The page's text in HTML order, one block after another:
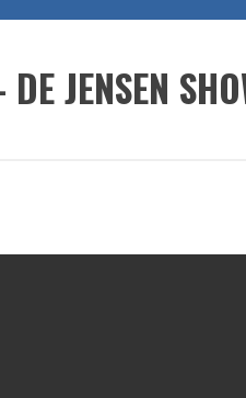
DE JENSEN